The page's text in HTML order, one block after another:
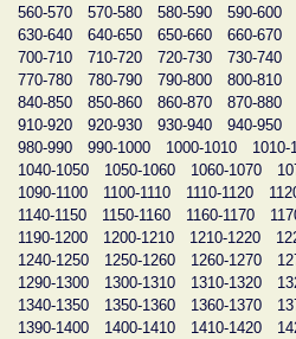
560-570
570-580 580-590 590-600
630-640
640-650 650-660 660-670
700-710
710-720 720-730 730-740
770-780
780-790 790-800 800-810
840-850
850-860 860-870 870-880
910-920
920-930 930-940 940-950
980-990
990-1000 1000-1010 1010-
1040-1050
1050-1060 1060-1070
1090-1100
1100-1110 1110-1120
1140-1150
1150-1160 1160-1170
1190-1200
1200-1210 1210-1220
1240-1250
1250-1260 1260-1270
1290-1300
1300-1310 1310-1320
1340-1350
1350-1360 1360-1370
1390-1400
1400-1410 1410-1420